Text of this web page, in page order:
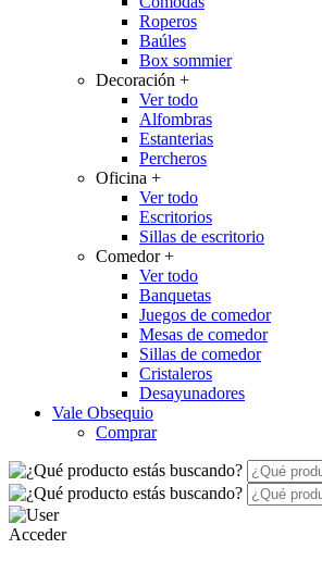
Roperos
Baúles
Box sommier
Decoración +
Ver todo
Alfombras
Estanterias
Percheros
Oficina +
Ver todo
Escritorios
Sillas de escritorio
Comedor+
Ver todo
Banquetas
Juegos de comedor
Mesas de comedor
Sillas de comedor
Cristaleros
Desayunadores
Vale Obsequio
Comprar
Acceder